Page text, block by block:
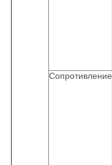
Сопротивление